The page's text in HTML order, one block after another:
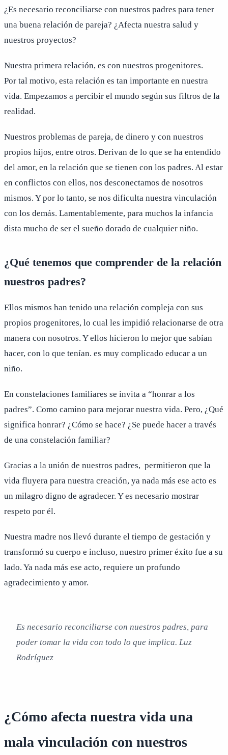
¿Es necesario reconciliarse con nuestros padres para tener
una buena relación de pareja? ¿Afecta nuestra salud y
nuestros proyectos?
Nuestra primera relación, es con nuestros progenitores.
Por tal motivo, esta relación es tan importante en nuestra
vida. Empezamos a percibir el mundo según sus filtros de la
realidad.
Nuestros problemas de pareja, de dinero y con nuestros
propios hijos, entre otros. Derivan de lo que se ha entendido
del amor, en la relación que se tienen con los padres. Al estar
en conflictos con ellos, nos desconectamos de nosotros
mismos. Y por lo tanto, se nos dificulta nuestra vinculación
con los demás. Lamentablemente, para muchos la infancia
dista mucho de ser el sueño dorado de cualquier niño.
¿Qué tenemos que comprender de la relación
nuestros padres?
Ellos mismos han tenido una relación compleja con sus
propios progenitores, lo cual les impidió relacionarse de otra
manera con nosotros. Y ellos hicieron lo mejor que sabían
hacer, con lo que tenían. es muy complicado educar a un
niño.
En constelaciones familiares se invita a “honrar a los
padres”. Como camino para mejorar nuestra vida. Pero, ¿Qué
significa honrar? ¿Cómo se hace? ¿Se puede hacer a través
de una constelación familiar?
Gracias a la unión de nuestros padres, permitieron que la
vida fluyera para nuestra creación, ya nada más ese acto es
un milagro digno de agradecer. Y es necesario mostrar
respeto por él.
Nuestra madre nos llevó durante el tiempo de gestación y
transformó su cuerpo e incluso, nuestro primer éxito fue a su
lado. Ya nada más ese acto, requiere un profundo
agradecimiento y amor.
Es necesario reconciliarse con nuestros padres, para
poder tomar la vida con todo lo que implica. Luz
Rodríguez
¿Cómo afecta nuestra vida una
mala vinculación con nuestros